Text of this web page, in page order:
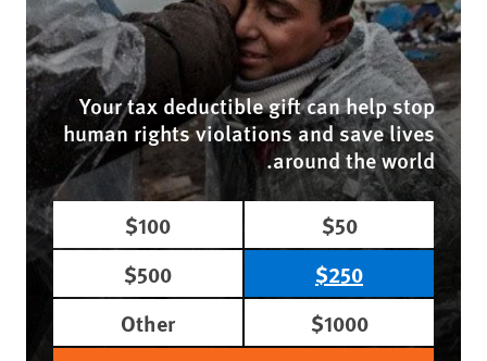
Your tax deductible gift can help stop
human rights violations and save lives
around the world.
$50
$100
$250
$500
$1000
Other